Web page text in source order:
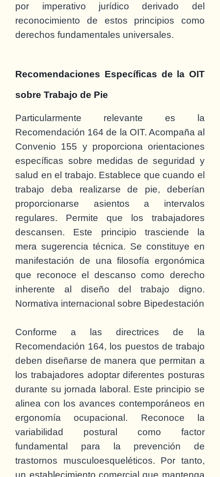
por imperativo jurídico derivado del
reconocimiento de estos principios como
derechos fundamentales universales.
Recomendaciones Específicas de la OIT
sobre Trabajo de Pie
Particularmente relevante es la
Recomendación 164 de la OIT. Acompaña al
Convenio 155 y proporciona orientaciones
específicas sobre medidas de seguridad y
salud en el trabajo. Establece que cuando el
trabajo deba realizarse de pie, deberían
proporcionarse asientos a intervalos
regulares. Permite que los trabajadores
descansen. Este principio trasciende la
mera sugerencia técnica. Se constituye en
manifestación de una filosofía ergonómica
que reconoce el descanso como derecho
inherente al diseño del trabajo digno.
Normativa internacional sobre Bipedestación
Conforme a las directrices de la
Recomendación 164, los puestos de trabajo
deben diseñarse de manera que permitan a
los trabajadores adoptar diferentes posturas
durante su jornada laboral. Este principio se
alinea con los avances contemporáneos en
ergonomía ocupacional. Reconoce la
variabilidad postural como factor
fundamental para la prevención de
trastornos musculoesqueléticos. Por tanto,
un establecimiento comercial que mantenga